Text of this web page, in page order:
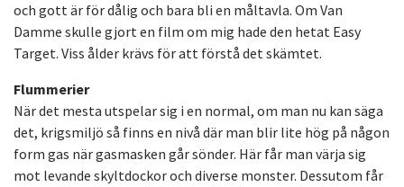
och gott är för dålig och bara bli en måltavla. Om Van
Damme skulle gjort en film om mig hade den hetat Easy
Target. Viss ålder krävs för att förstå det skämtet.
Flummerier
När det mesta utspelar sig i en normal, om man nu kan säga
det, krigsmiljö så finns en nivå där man blir lite hög på någon
form gas när gasmasken går sönder. Här får man värja sig
mot levande skyltdockor och diverse monster. Dessutom får